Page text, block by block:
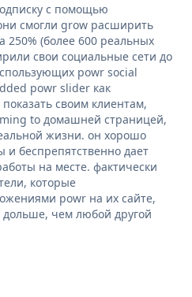
с помощью
смогли grow расширить
250% (более 600 реальных
свои социальные сети до
powr social
powr slider как
своим клиентам,
to домашней страницей,
жизни. он хорошо
и беспрепятственно дает
на месте. фактически
которые
powr на их сайте,
чем любой другой